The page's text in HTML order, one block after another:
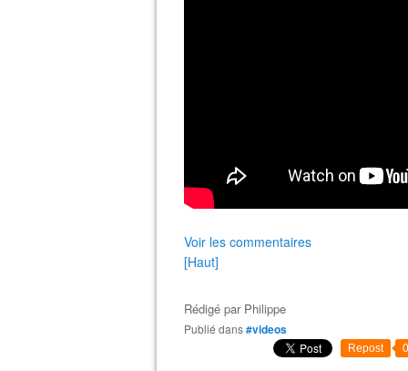
Voir les commentaires
[Haut]
Rédigé par Philippe
Publié dans#videos
Repost 0